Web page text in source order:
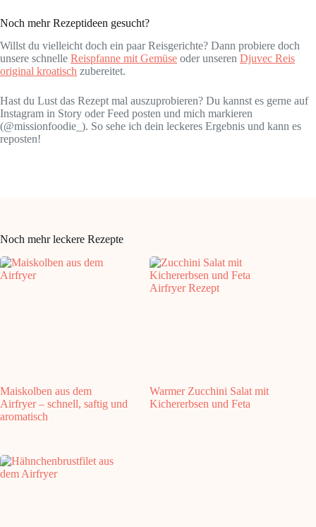
Noch mehr Rezeptideen gesucht?
Willst du vielleicht doch ein paar Reisgerichte? Dann probiere doch
unsere schnelle Reispfanne mit Gemüse oder unseren Djuvec Reis
original kroatisch zubereitet.
Hast du Lust das Rezept mal auszuprobieren? Du kannst es gerne auf
Instagram in Story oder Feed posten und mich markieren
(@missionfoodie_). So sehe ich dein leckeres Ergebnis und kann es
reposten!
Noch mehr leckere Rezepte
Maiskolben aus dem
Airfryer – schnell, saftig und
aromatisch
Warmer Zucchini Salat mit
Kichererbsen und Feta